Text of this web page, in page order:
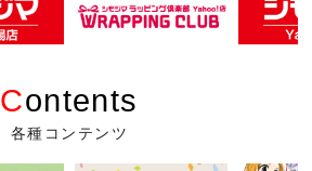
Contents
各種コンテンツ